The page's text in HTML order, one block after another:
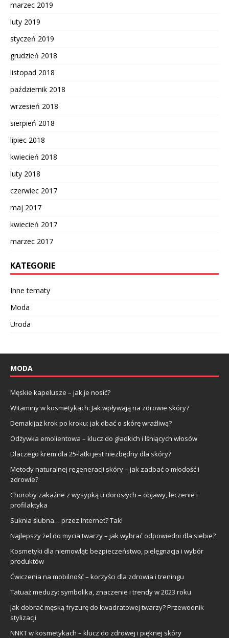
marzec 2019
luty 2019
styczeń 2019
grudzień 2018
listopad 2018
październik 2018
wrzesień 2018
sierpień 2018
lipiec 2018
kwiecień 2018
luty 2018
czerwiec 2017
maj 2017
kwiecień 2017
marzec 2017
KATEGORIE
Inne tematy
Moda
Uroda
MODA
Męskie kapelusze – jak je nosić?
Witaminy w kosmetykach: Jak wpływają na zdrowie skóry?
Demakijaż krok po kroku: jak dbać o skórę wrażliwą?
Odżywka emolientowa – klucz do gładkich i lśniących włosów
Dlaczego krem dla 25-latki jest niezbędny dla skóry?
Metody naturalnej regeneracji skóry – jak zadbać o młodość i
zdrowie?
Choroby zakaźne z wysypką u dorosłych – objawy, leczenie i
profilaktyka
Suknia ślubna… przez Internet? Tak!
Najlepszy żel do mycia twarzy – jak wybrać odpowiedni dla siebie?
Kosmetyki dla niemowląt: bezpieczeństwo, pielęgnacja i wybór
produktów
Ćwiczenia na mobilność – korzyści dla zdrowia i treningu
Tatuaż meduzy: symbolika, znaczenie i trendy w 2023 roku
Jak dobrać męską fryzurę do kwadratowej twarzy? Przewodnik
stylizacji
NNKT w kosmetykach – klucz do zdrowej i pięknej skóry